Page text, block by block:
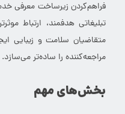
فراهم‌کردن زیرساخت معرفی
تبلیغاتی هدفمند، ارتباط
متقاضیان سلامت و زیبایی
مراجعه‌کننده را ساده‌تر می‌سازد.
بخش‌های مهم